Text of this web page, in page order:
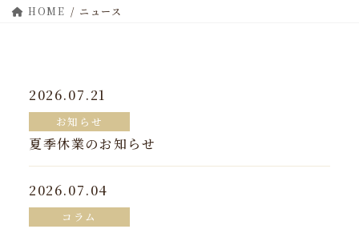
HOME ニュース
2026.07.21
お知らせ
夏季休業のお知らせ
2026.07.04
コラム